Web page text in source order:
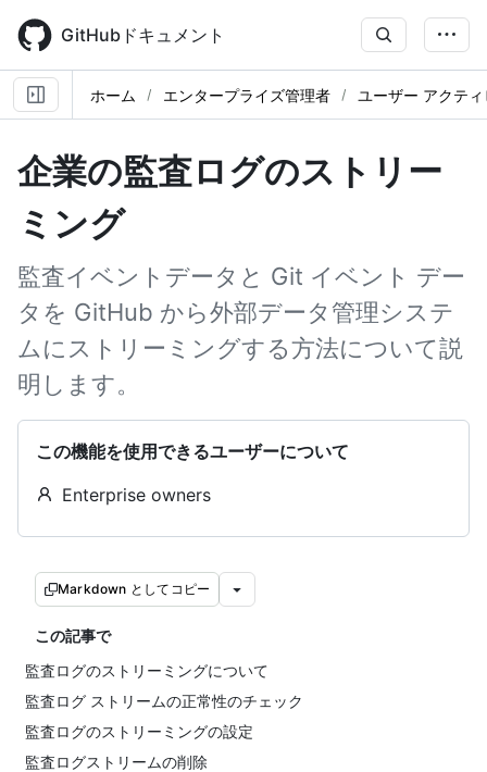
main
content
GitHubドキュメント
ホーム エンタープライズ管理者 ユーザー アクテ
企業の監査ログのストリー
ミング
監査イベントデータと Git イベント デー
タを GitHub から外部データ管理システ
ムにストリーミングする方法について説
明します。
この機能を使用できるユーザーについて
Enterprise owners
Markdown としてコピー
この記事で
監査ログのストリーミングについて
監査ログ ストリームの正常性のチェック
監査ログのストリーミングの設定
監査ログストリームの削除